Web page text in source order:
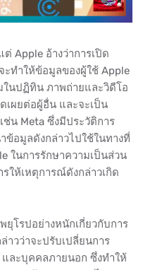
Apple อ้างว่าการเปิด
ทำให้ข้อมูลของผู้ใช้ Apple
ในปฏิทิน ภาพถ่ายและวิดีโอ
เผยต่อผู้อื่น และจะเป็น
ช่น Meta ซึ่งมีประวัติการ
ข้อมูลดังกล่าวไปใช้ในทางที่
ในการรักษาความเป็นส่วน
ให้เหตุการณ์ดังกล่าวเกิด
โรปอย่างหนักเกี่ยวกับการ
วว่าจะปรับเปลี่ยนการ
ละบุคคลภายนอก ซึ่งทำให้